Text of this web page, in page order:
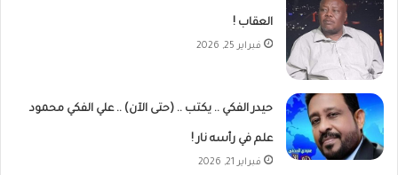
العقاب !
فبراير 25, 2026
حيدر الفكي .. يكتب .. (حتى الآن) .. علي الفكي محمود
علم في رأسه نار !
فبراير 21, 2026